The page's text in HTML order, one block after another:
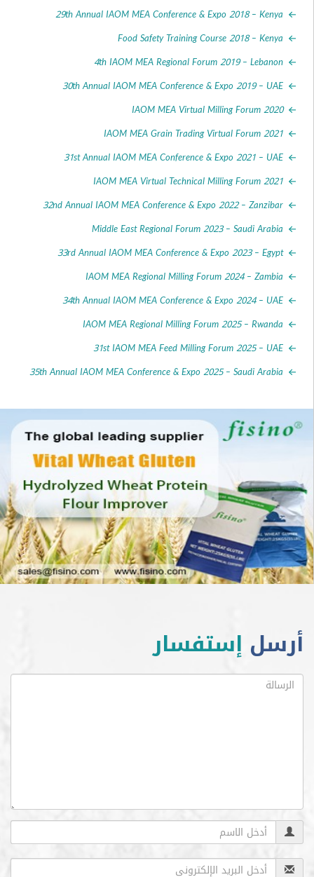
29th Annual IAOM MEA Conference & Expo 2018 –
Food Safety Training Course 2018 –
4th IAOM MEA Regional Forum 2019 –
30th Annual IAOM MEA Conference & Expo 2019 –
IAOM MEA Virtual Milling Forum
IAOM MEA Grain Trading Virtual Forum
31st Annual IAOM MEA Conference & Expo 2021 –
IAOM MEA Virtual Technical Milling Forum
32nd Annual IAOM MEA Conference & Expo 2022 –
Middle East Regional Forum 2023 – Saudi
33rd Annual IAOM MEA Conference & Expo 2023 –
IAOM MEA Regional Milling Forum 2024 –
34th Annual IAOM MEA Conference & Expo 2024 –
IAOM MEA Regional Milling Forum 2025 –
31st IAOM MEA Feed Milling Forum 2025 –
35th Annual IAOM MEA Conference & Expo 2025 – Saudi
إستفسار